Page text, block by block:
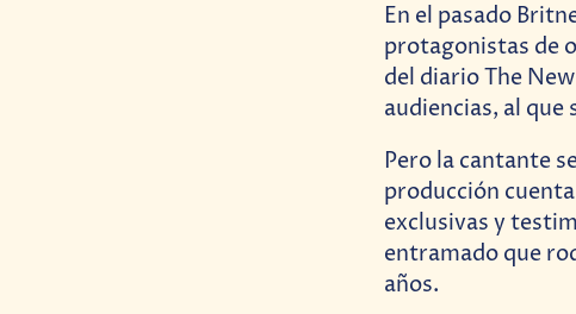
En el pasado
protagonistas de
del diario The
audiencias, al que
Pero la cantante
producción
exclusivas y
entramado que
años.